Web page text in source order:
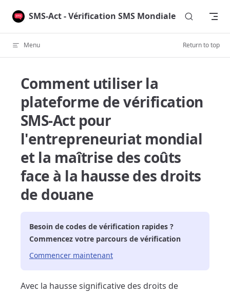
Skip to content
SMS-Act - Vérification SMS Mondiale
Menu Return to top
Comment utiliser la
plateforme de vérification
SMS-Act pour
l'entrepreneuriat mondial
et la maîtrise des coûts
face à la hausse des droits
de douane
Besoin de codes de vérification rapides ?
Commencez votre parcours de vérification
Commencer maintenant
Avec la hausse significative des droits de